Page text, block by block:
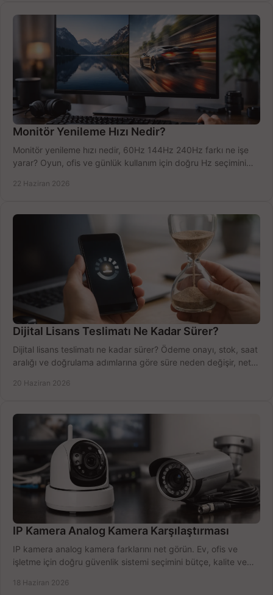
Monitör Yenileme Hızı Nedir?
Monitör yenileme hızı nedir, 60Hz 144Hz 240Hz farkı ne işe
yarar? Oyun, ofis ve günlük kullanım için doğru Hz seçimini
22 Haziran 2026
Dijital Lisans Teslimatı Ne Kadar Sürer?
Dijital lisans teslimatı ne kadar sürer? Ödeme onayı, stok, saat
aralığı ve doğrulama adımlarına göre süre neden değişir, net
20 Haziran 2026
IP Kamera Analog Kamera Karşılaştırması
IP kamera analog kamera farklarını net görün. Ev, ofis ve
işletme için doğru güvenlik sistemi seçimini bütçe, kalite ve
18 Haziran 2026